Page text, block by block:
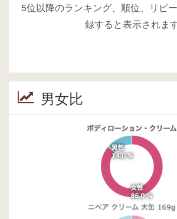
5位以降のランキング、順位、リピ
録すると表示されま
男女比